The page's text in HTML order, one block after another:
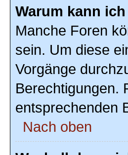
Warum kann
Manche Foren
sein. Um diese
Vorgänge
Berechtigungen.
entsprechenden
Nach oben